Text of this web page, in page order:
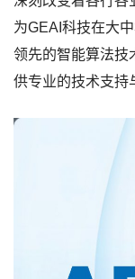
为GEAI科技在大
领先的智能算法技
供专业的技术支持